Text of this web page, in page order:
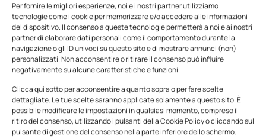
Per fornire le migliori esperienze, noi e i nostri partner utilizziamo
tecnologie come i cookie per memorizzare e/o accedere alle informazioni
del dispositivo. Il consenso a queste tecnologie permetterà a noi e ai nostri
partner di elaborare dati personali come il comportamento durante la
navigazione o gli ID univoci su questo sito e di mostrare annunci (non)
personalizzati. Non acconsentire o ritirare il consenso può influire
negativamente su alcune caratteristiche e funzioni.
Clicca qui sotto per acconsentire a quanto sopra o per fare scelte
dettagliate. Le tue scelte saranno applicate solamente a questo sito. È
possibile modificare le impostazioni in qualsiasi momento, compreso il
ritiro del consenso, utilizzando i pulsanti della Cookie Policy o cliccando sul
pulsante di gestione del consenso nella parte inferiore dello schermo.
n.5 - Giugno 2026 n.4 - Maggio 2026
Edicola Web
Notizie da Meccanicanews